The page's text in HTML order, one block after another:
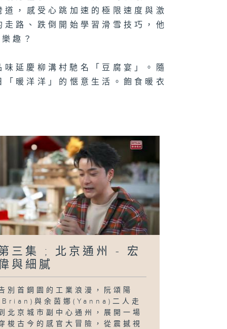
，感受心跳加速的極限速度與激
路、跌倒開始學習滑雪技巧，他
趣？
延慶柳溝村馳名「豆腐宴」。隨
暖洋洋」的愜意生活。飽食暖衣
三集 ; 北京通州 - 宏
與細膩
別首鋼園的工業浪漫，阮頌陽
與余茵娜(Yanna)二人走
北京城市副中心通州，展開一場
梭古今的感官大冒險，從震撼視